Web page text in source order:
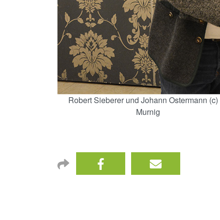
Robert Sieberer und Johann Ostermann
Murnig